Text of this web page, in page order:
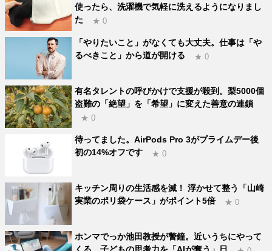
使ったら、洗濯機で気軽に洗えるようになりまし
た
★ 0
「やりたいこと」がなくても大丈夫。仕事は「や
るべきこと」から道が開ける
★ 0
有名タレントの呼びかけで支援が殺到。梨5000個
盗難の「絶望」を「希望」に変えた善意の連鎖
★ 0
待ってました。AirPods Pro 3がプライムデー後
初の14%オフです
★ 0
キッチン周りの生活感を滅！ 浮かせて整う「山崎
実業のポリ袋ケース」がポイント5倍
★ 0
ホンマでっか池田教授が警鐘。近いうちにやって